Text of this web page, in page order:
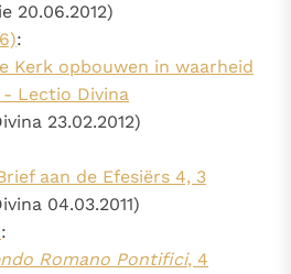
20.06.2012)
:
Kerk opbouwen in waarheid
Lectio Divina
23.02.2012)
aan de Efesiërs 4, 3
04.03.2011)
:
Romano Pontifici, 4